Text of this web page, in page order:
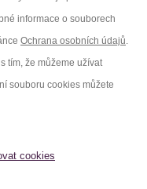
informace o souborech
Ochrana osobních údajů.
tím, že můžeme užívat
souboru cookies můžete
cookies
Youtube